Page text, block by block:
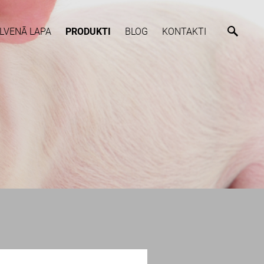
LAPA PRODUKTI BLOG KONTAKTI